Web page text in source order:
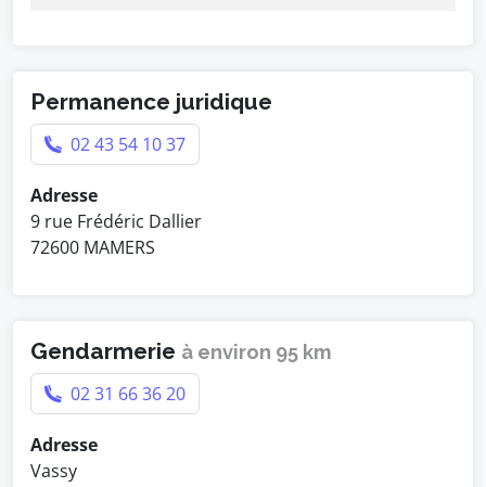
Permanence juridique
02 43 54 10 37
Adresse
9 rue Frédéric Dallier
72600 MAMERS
Gendarmerie à environ 95 km
02 31 66 36 20
Adresse
Vassy